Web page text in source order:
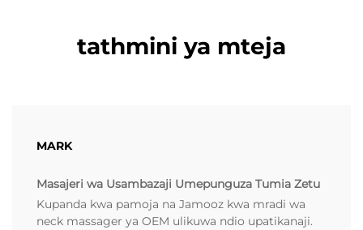
tathmini ya mteja
MARK
Masajeri wa Usambazaji Umepunguza Tumia Zetu
Kupanda kwa pamoja na Jamooz kwa mradi wa
neck massager ya OEM ulikuwa ndio upatikanaji.